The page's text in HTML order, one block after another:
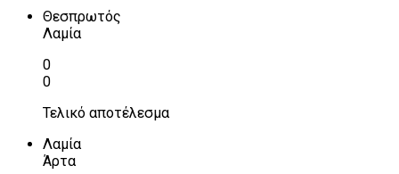
Θεσπρωτός
Λαμία
0
0
Τελικό αποτέλεσμα
Λαμία
Άρτα